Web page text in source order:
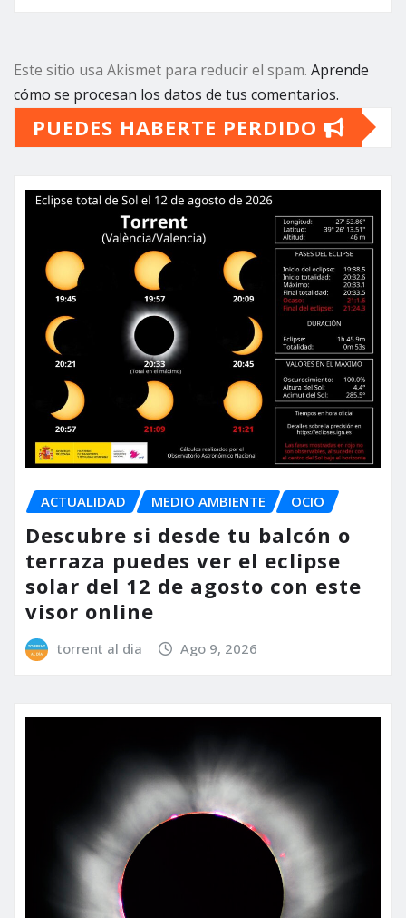
Este sitio usa Akismet para reducir el spam. Aprende
cómo se procesan los datos de tus comentarios.
PUEDES HABERTE PERDIDO
ACTUALIDAD MEDIO AMBIENTE OCIO
Descubre si desde tu balcón o
terraza puedes ver el eclipse
solar del 12 de agosto con este
visor online
torrent al dia Ago 9, 2026